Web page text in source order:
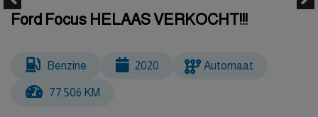
Ford Focus HELAAS VERKOCHT!!!
Benzine 2020 Automaat
77.506 KM